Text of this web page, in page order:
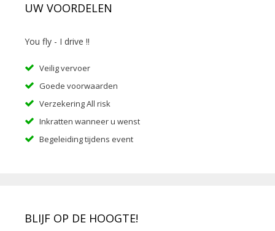
UW VOORDELEN
You fly - I drive !!
Veilig vervoer
Goede voorwaarden
Verzekering All risk
Inkratten wanneer u wenst
Begeleiding tijdens event
BLIJF OP DE HOOGTE!